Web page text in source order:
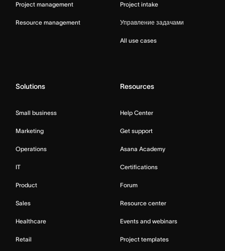
Project management
Resource management
Project intake
Управление задачами
All use cases
Solutions
Small business
Marketing
Operations
IT
Product
Sales
Healthcare
Retail
Resources
Help Center
Get support
Asana Academy
Certifications
Forum
Resource center
Events and webinars
Project templates